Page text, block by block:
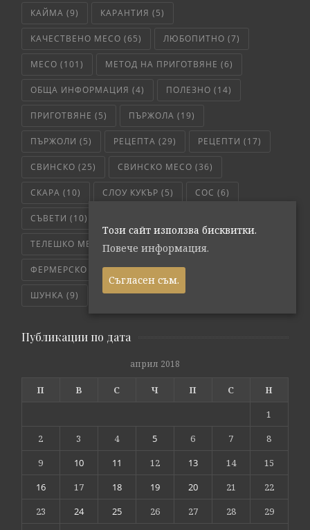
КАЙМА (9) КАРАНТИЯ (5)
КАЧЕСТВЕНО МЕСО (65) ЛЮБОПИТНО (7)
МЕСО (101) МЕТОД НА ПРИГОТВЯНЕ (6)
ОБЩА ИНФОРМАЦИЯ (4) ПОЛЕЗНО (14)
ПРИГОТВЯНЕ (5) ПЪРЖОЛА (19)
ПЪРЖОЛИ (5) РЕЦЕПТА (29) РЕЦЕПТИ (17)
СВИНСКО (25) СВИНСКО МЕСО (36)
СКАРА (10) СЛОУ КУКЪР (5) СОС (6)
СЪВЕТИ (10)
ТЕЛЕШКО МЕСО(6) ТРИКОВЕ(8)
ФЕРМЕРСКО СВЕЖО(171) ЧЕРВЕНО МЕСО
ШУНКА (9) ЯХНИЯ(5)
Публикации по дата
април 2018
П В С Ч П С
Н
1
2
3 4 5 6 7
8
9
10 11 12 13 14
15
16
17 18 19 20 21
22
23
24 25 26 27 28
29
Този сайт използва бисквитки.
Повече информация.
Съгласен съм.